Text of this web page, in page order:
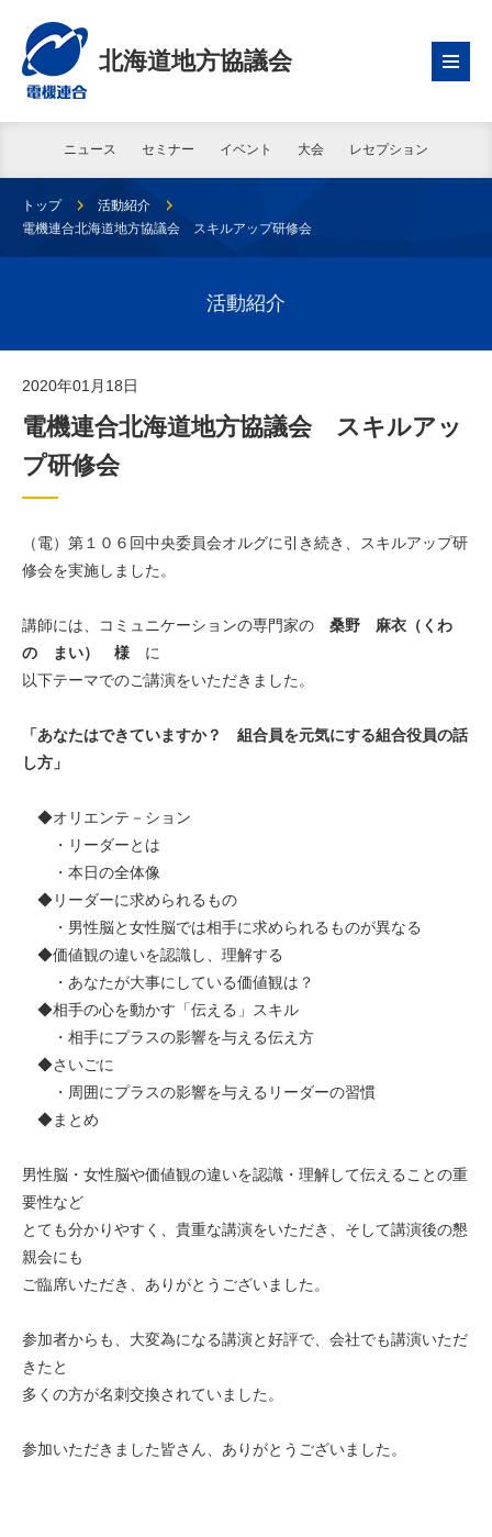
北海道地方協議会
ニュース セミナー イベント 大会 レセプション
トップ
活動紹介
電機連合北海道地方協議会 スキルアップ研修会
活動紹介
2020年01月18日
電機連合北海道地方協議会 スキルアッ
プ研修会
（電）第１０６回中央委員会オルグに引き続き、スキルアップ研
修会を実施しました。
講師には、コミュニケーションの専門家の 桑野 麻衣（くわ
の まい） 様 に
以下テーマでのご講演をいただきました。
「あなたはできていますか？ 組合員を元気にする組合役員の話
し方」
◆オリエンテ－ション
・リーダーとは
・本日の全体像
◆リーダーに求められるもの
・男性脳と女性脳では相手に求められるものが異なる
◆価値観の違いを認識し、理解する
・あなたが大事にしている価値観は？
◆相手の心を動かす「伝える」スキル
・相手にプラスの影響を与える伝え方
◆さいごに
・周囲にプラスの影響を与えるリーダーの習慣
◆まとめ
男性脳・女性脳や価値観の違いを認識・理解して伝えることの重
要性など
とても分かりやすく、貴重な講演をいただき、そして講演後の懇
親会にも
ご臨席いただき、ありがとうございました。
参加者からも、大変為になる講演と好評で、会社でも講演いただ
きたと
多くの方が名刺交換されていました。
参加いただきました皆さん、ありがとうございました。